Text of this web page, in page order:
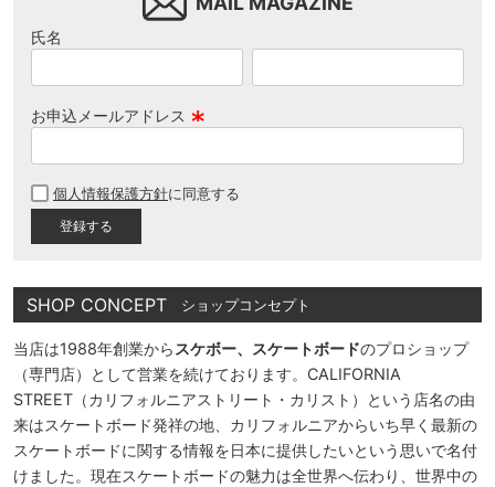
氏名
お申込メールアドレス
須
個人情報保護方針に同意する
SHOP CONCEPT ショップコンセプト
当店は1988年創業からスケボー、スケートボードのプロショップ
（専門店）として営業を続けております。CALIFORNIA
STREET（カリフォルニアストリート・カリスト）という店名の由
来はスケートボード発祥の地、カリフォルニアからいち早く最新の
スケートボードに関する情報を日本に提供したいという思いで名付
けました。現在スケートボードの魅力は全世界へ伝わり、世界中の